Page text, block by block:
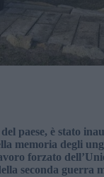
paese, è stato
memoria degli
forzato
seconda guerra